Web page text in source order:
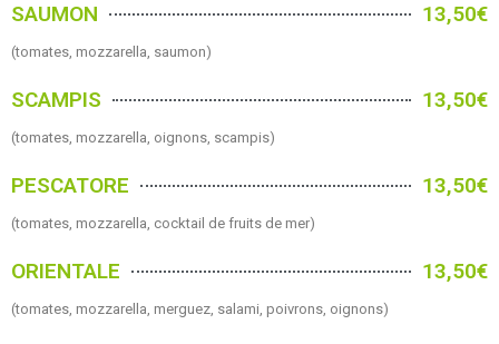
SAUMON 13,50€
(tomates, mozzarella, saumon)
SCAMPIS 13,50€
(tomates, mozzarella, oignons, scampis)
PESCATORE 13,50€
(tomates, mozzarella, cocktail de fruits de mer)
ORIENTALE 13,50€
(tomates, mozzarella, merguez, salami, poivrons, oignons)